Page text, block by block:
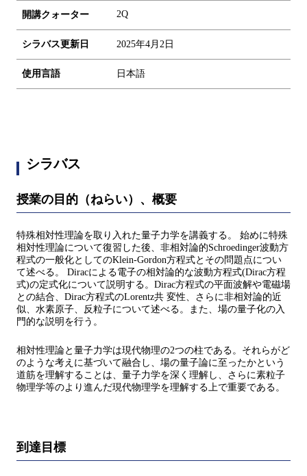
開講クォーター 2Q
シラバス更新日 2025年4月2日
使用言語 日本語
シラバス
授業の目的（ねらい）、概要
特殊相対性理論を取り入れた量子力学を講義する。 始めに特殊
相対性理論について復習した後、非相対論的Schroedinger波動方
程式の一般化としてのKlein-Gordon方程式とその問題点につい
て述べる。 Diracによる電子の相対論的な波動方程式(Dirac方程
式)の定式化について説明する。Dirac方程式の平面波解や電磁場
との結合、Dirac方程式のLorentz共 変性、さらに非相対論的近
似、水素原子、反粒子について述べる。また、場の量子化の入
門的な説明を行う。
相対性理論と量子力学は現代物理の2つの柱である。それらがど
のような考えに基づいて融合し、場の量子論に至ったかという
道筋を理解することは、量子力学を深く理解し、さらに素粒子
物理学等のより進んだ現代物理学を理解する上で重要である。
到達目標